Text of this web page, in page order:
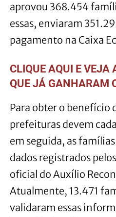
aprovou 368.454
essas, enviaram
pagamento na Caixa
CLIQUE AQUI E VEJA
QUE JÁ GANHARAM
Para obter o benefício
prefeituras devem
em seguida, as
dados registrados
oficial do Auxílio
Atualmente, 13.471
validaram essas